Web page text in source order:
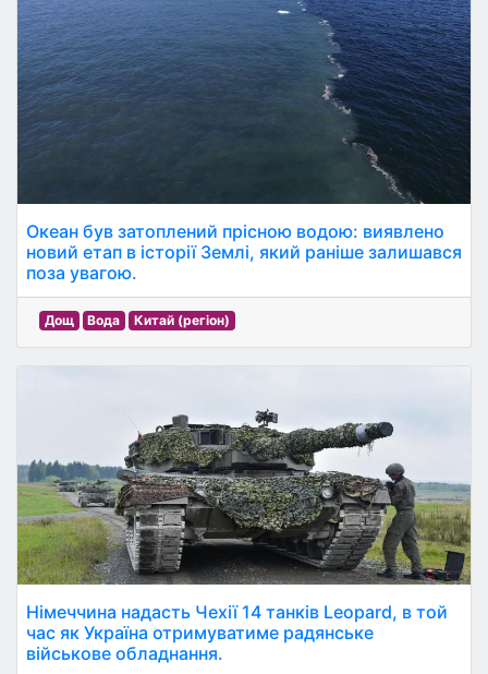
Океан був затоплений прісною водою: виявлено
новий етап в історії Землі, який раніше залишався
поза увагою.
Дощ Вода Китай (регіон)
Німеччина надасть Чехії 14 танків Leopard, в той
час як Україна отримуватиме радянське
військове обладнання.